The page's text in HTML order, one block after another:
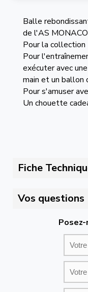
Balle
de l'AS MONACO
Pour la collection
Pour
exécuter avec
main et un ballon
Pour s'amuser
Un chouette
Fiche
Vos questions